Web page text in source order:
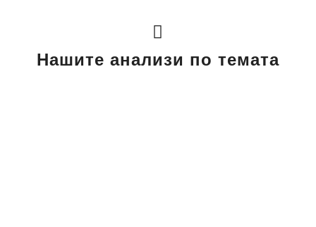
Нашите анализи по темата